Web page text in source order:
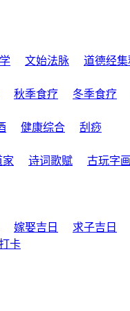
文始法脉
道德经集
秋季食疗 冬季食疗
健康综合
刮痧
家 诗词歌赋 古玩字画
嫁娶吉日
求子吉日
卡